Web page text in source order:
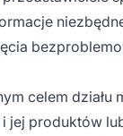
celem działu
jej produktów